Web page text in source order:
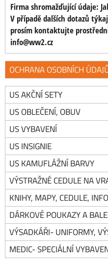
Firma shromažďující údaje:
V případě dalších dotazů
prosím kontaktujte
info@ww2.cz
OCHRANA OSOBNÍCH
US AKČNÍ SETY
US OBLEČENÍ, OBUV
US VYBAVENÍ
US INSIGNIE
US KAMUFLÁŽNÍ BARVY
VÝSTRAŽNÉ CEDULE NA
KNIHY, MAPY, CEDULE,
DÁRKOVÉ POUKAZY A
VÝSADKÁŘI- UNIFORMY,
MEDIC- SPECIÁLNÍ